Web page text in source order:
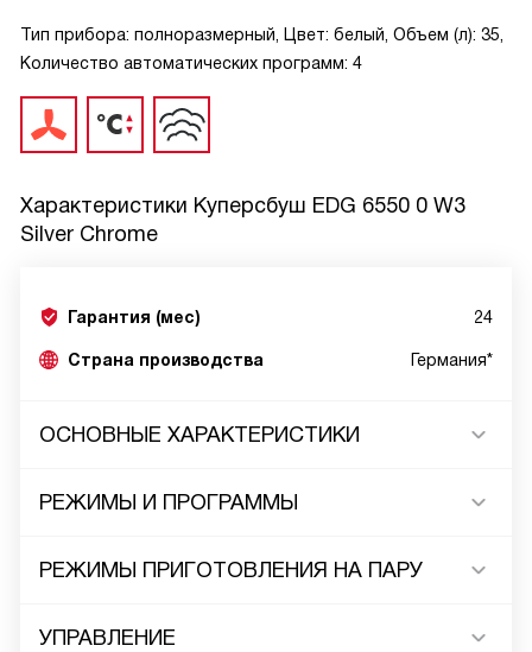
Тип прибора: полноразмерный, Цвет: белый, Объем (л): 35,
Количество автоматических программ: 4
Характеристики Куперсбуш EDG 6550 0 W3
Silver Chrome
Гарантия (мес) 24
Страна производства Германия*
ОСНОВНЫЕ ХАРАКТЕРИСТИКИ
РЕЖИМЫ И ПРОГРАММЫ
РЕЖИМЫ ПРИГОТОВЛЕНИЯ НА ПАРУ
УПРАВЛЕНИЕ